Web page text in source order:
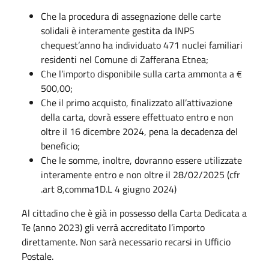
Che la procedura di assegnazione delle carte
solidali è interamente gestita da INPS
chequest’anno ha individuato 471 nuclei familiari
residenti nel Comune di Zafferana Etnea;
Che l’importo disponibile sulla carta ammonta a €
500,00;
Che il primo acquisto, finalizzato all’attivazione
della carta, dovrà essere effettuato entro e non
oltre il 16 dicembre 2024, pena la decadenza del
beneficio;
Che le somme, inoltre, dovranno essere utilizzate
interamente entro e non oltre il 28/02/2025 (cfr
.art 8,comma1D.L 4 giugno 2024)
Al cittadino che è già in possesso della Carta Dedicata a
Te (anno 2023) gli verrà accreditato l’importo
direttamente. Non sarà necessario recarsi in Ufficio
Postale.